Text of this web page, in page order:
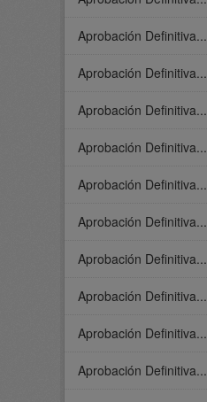
Aprobación Definitiva...
Aprobación Definitiva...
Aprobación Definitiva...
Aprobación Definitiva...
Aprobación Definitiva...
Aprobación Definitiva...
Aprobación Definitiva...
Aprobación Definitiva...
Aprobación Definitiva...
Aprobación Definitiva...